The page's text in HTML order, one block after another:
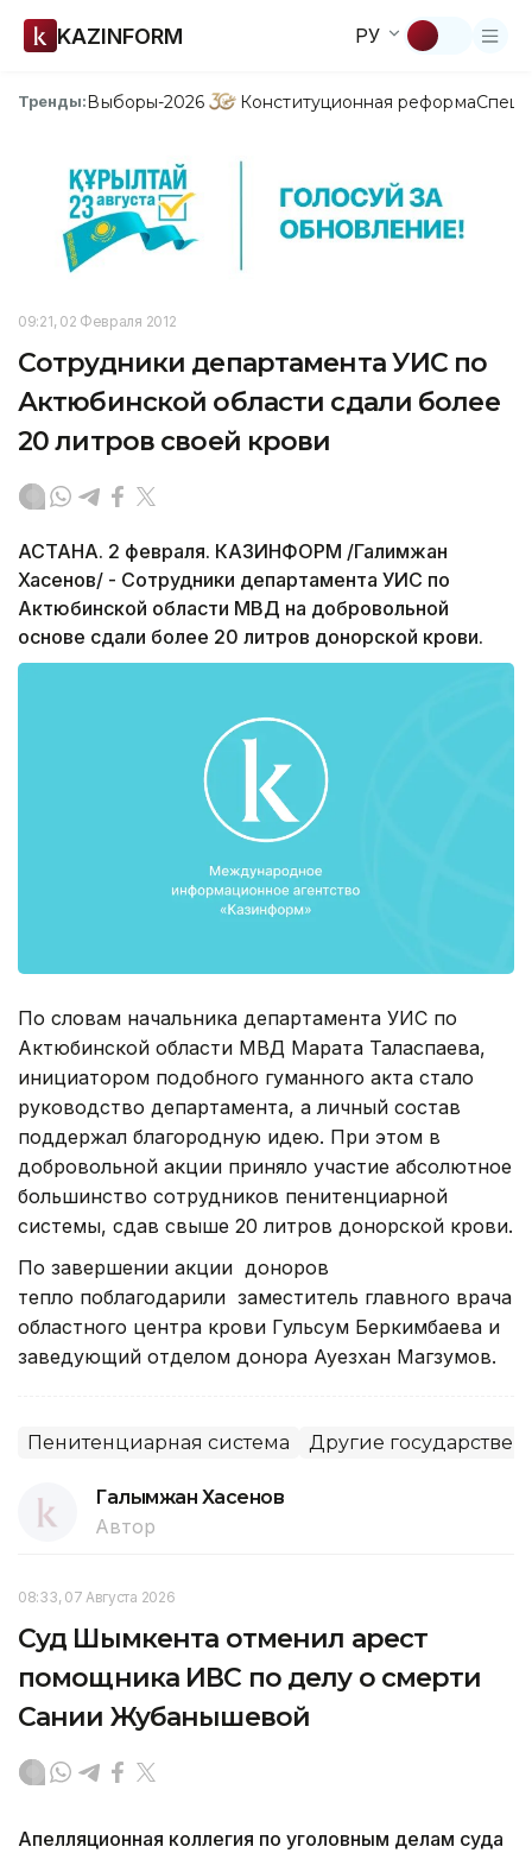
KAZINFORM РУ
Тренды:Выборы-2026 Конституционная реформа
09:21, 02 Февраля 2012
Cотрудники департамента УИС по
Актюбинской области сдали более
20 литров своей крови
АСТАНА. 2 февраля. КАЗИНФОРМ /Галимжан
Хасенов/ - Сотрудники департамента УИС по
Актюбинской области МВД на добровольной
основе сдали более 20 литров донорской крови.
По словам начальника департамента УИС по
Актюбинской области МВД Марата Таласпаева,
инициатором подобного гуманного акта стало
руководство департамента, а личный состав
поддержал благородную идею. При этом в
добровольной акции приняло участие абсолютное
большинство сотрудников пенитенциарной
системы, сдав свыше 20 литров донорской крови.
По завершении акции доноров
тепло поблагодарили заместитель главного врача
областного центра крови Гульсум Беркимбаева и
заведующий отделом донора Ауезхан Магзумов.
Пенитенциарная система Другие
Галымжан Хасенов
Автор
08:33, 07 Августа 2026
Суд Шымкента отменил арест
помощника ИВС по делу о смерти
Сании Жубанышевой
Апелляционная коллегия по уголовным делам суда